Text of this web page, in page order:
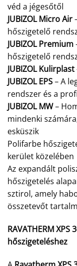
véd a jégesőtől
JUBIZOL Micro Air
hőszigetelő
JUBIZOL Premium
hőszigetelő
JUBIZOL Kulirplast
JUBIZOL EPS– A
rendszer és a
JUBIZOL MW–
mindenki
esküszik
Polifarbe
kerület közelében
Az expandált
hőszigetelés
sztirol, amely
összetevőt
RAVATHERM XPS
hőszigeteléshez